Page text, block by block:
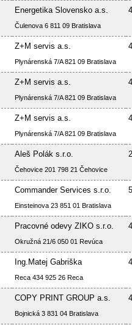
Energetika Slovensko a.s.
Čulenova 6 811 09 Bratislava
Z+M servis a.s.
Plynárenská 7/A 821 09 Bratislava
Z+M servis a.s.
Plynárenská 7/A 821 09 Bratislava
Z+M servis a.s.
Plynárenská 7/A 821 09 Bratislava
Aleš Polák s.r.o.
Čehovice 201 798 21 Čehovice
Commander Services s.r.o.
Einsteinova 23 851 01 Bratislava
Pracovné odevy ZIKO s.r.o.
Okružná 21/6 050 01 Revúca
Ing.Matej Gabriška
Reca 434 925 26 Reca
COPY PRINT GROUP a.s.
Bojnická 3 831 04 Bratislava